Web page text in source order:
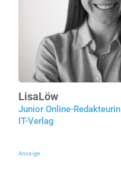
LisaLöw
Junior Online-Redakteurin
IT-Verlag
Anzeige